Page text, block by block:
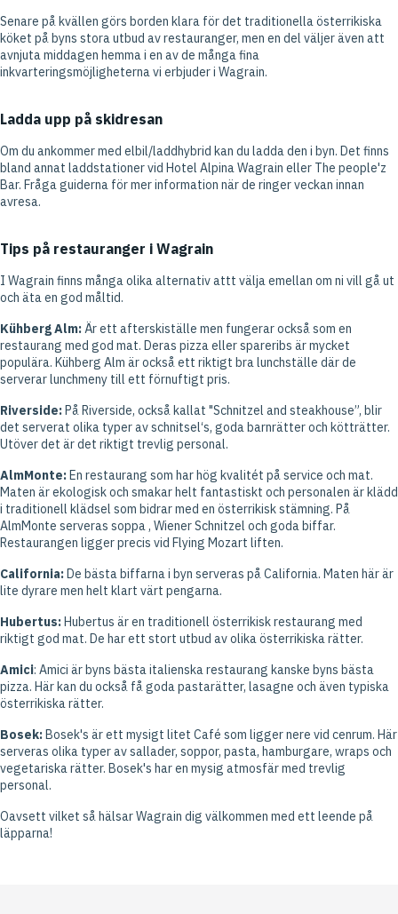
Senare på kvällen görs borden klara för det traditionella österrikiska
köket på byns stora utbud av restauranger, men en del väljer även att
avnjuta middagen hemma i en av de många fina
inkvarteringsmöjligheterna vi erbjuder i Wagrain.
Ladda upp på skidresan
Om du ankommer med elbil/laddhybrid kan du ladda den i byn. Det finns
bland annat laddstationer vid Hotel Alpina Wagrain eller The people'z
Bar. Fråga guiderna för mer information när de ringer veckan innan
avresa.
Tips på restauranger i Wagrain
I Wagrain finns många olika alternativ attt välja emellan om ni vill gå ut
och äta en god måltid.
Kühberg Alm:Är ett afterskiställe men fungerar också som en
restaurang med god mat. Deras pizza eller spareribs är mycket
populära. Kühberg Alm är också ett riktigt bra lunchställe där de
serverar lunchmeny till ett förnuftigt pris.
Riverside: På Riverside, också kallat "Schnitzel and steakhouse”, blir
det serverat olika typer av schnitsel‘s, goda barnrätter och kötträtter.
Utöver det är det riktigt trevlig personal.
AlmMonte: En restaurang som har hög kvalitét på service och mat.
Maten är ekologisk och smakar helt fantastiskt och personalen är klädd
i traditionell klädsel som bidrar med en österrikisk stämning. På
AlmMonte serveras soppa , Wiener Schnitzel och goda biffar.
Restaurangen ligger precis vid Flying Mozart liften.
California: De bästa biffarna i byn serveras på California. Maten här är
lite dyrare men helt klart värt pengarna.
Hubertus: Hubertus är en traditionell österrikisk restaurang med
riktigt god mat. De har ett stort utbud av olika österrikiska rätter.
Amici: Amici är byns bästa italienska restaurang kanske byns bästa
pizza. Här kan du också få goda pastarätter, lasagne och även typiska
österrikiska rätter.
Bosek: Bosek's är ett mysigt litet Café som ligger nere vid cenrum. Här
serveras olika typer av sallader, soppor, pasta, hamburgare, wraps och
vegetariska rätter. Bosek's har en mysig atmosfär med trevlig
personal.
Oavsett vilket så hälsar Wagrain dig välkommen med ett leende på
läpparna!